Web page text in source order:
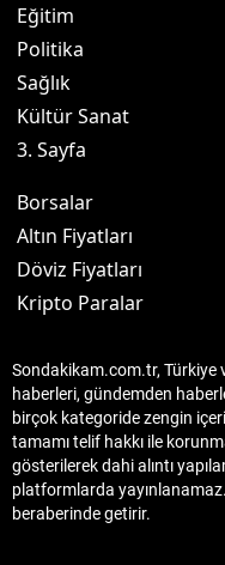
Eğitim
Politika
Sağlık
Kültür Sanat
3. Sayfa
Borsalar
Altın Fiyatları
Döviz Fiyatları
Kripto Paralar
Sondakikam.com.tr, Türkiye
haberleri, gündemden
birçok kategoride zengin
tamamı telif hakkı ile
gösterilerek dahi alıntı
platformlarda
beraberinde getirir.